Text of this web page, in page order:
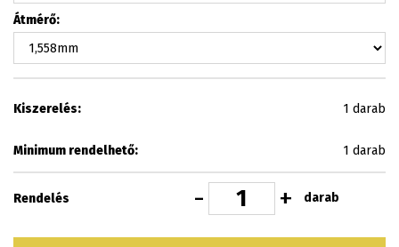
Átmérő:
Kiszerelés: 1 darab
Minimum rendelhető: 1 darab
Rendelés - + darab